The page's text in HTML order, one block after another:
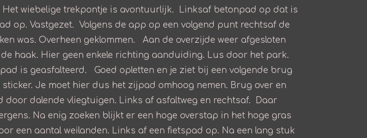
wiebelige trekpontje is avontuurlijk. Linksaf betonpad op dat is
op. Vastgezet. Volgens de app op een volgend punt rechtsaf de
was. Overheen geklommen. Aan de overzijde weer afgesloten
haak. Hier geen enkele richting aanduiding. Lus door het park.
is geasfalteerd. Goed opletten en je ziet bij een volgende brug
Je moet hier dus het zijpad omhoog nemen. Brug over en
dalende vliegtuigen. Links af asfaltweg en rechtsaf. Daar
Na enig zoeken blijkt er een hoge overstap in het hoge gras
een aantal weilanden. Links af een fietspad op. Na een lang stuk